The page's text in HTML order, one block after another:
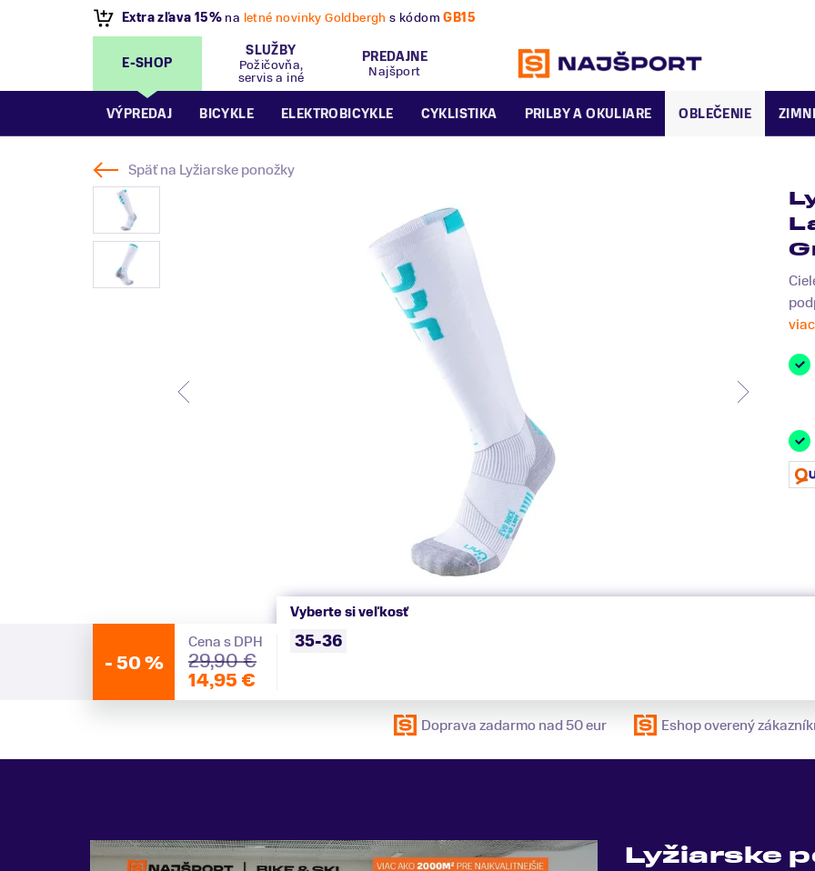
VÝPREDAJ- Zľavy až 70%.Pripravte sa na letnú a zimnú sezónu už dnes!
E-SHOP
SLUŽBY
Požičovňa,
servis a iné
PREDAJNE
Najšport
VÝPREDAJ BICYKLE ELEKTROBICYKLE CYKLISTIKA PRILBY A OKULIARE OBLEČENIE
Späť na Lyžiarske ponožky
viac
-50 %
Cena s DPH
29,90 €
14,95 €
Vyberte si veľkosť
35-36
Doprava zadarmo nad 50 eur Eshop overený
Lyžiarske